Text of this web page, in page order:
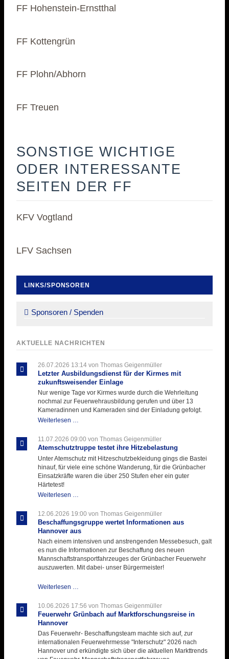
FF Hohenstein-Ernstthal
FF Kottengrün
FF Plohn/Abhorn
FF Treuen
SONSTIGE WICHTIGE
ODER INTERESSANTE
SEITEN DER FF
KFV Vogtland
LFV Sachsen
LINKS/SPONSOREN
überspringen
Sponsoren / Spenden
AKTUELLE NACHRICHTEN
26.07.2026 13:14von Thomas Geigenmüller
Letzter Ausbildungsdienst für der Kirmes mit
zukunftsweisender Einlage
Nur wenige Tage vor Kirmes wurde durch die Wehrleitung
nochmal zur Feuerwehrausbildung gerufen und über 13
Kameradinnen und Kameraden sind der Einladung gefolgt.
Weiterlesen …
für
der
11.07.2026 09:00 von Thomas Geigenmüller
Atemschutztruppe testet ihre Hitzebelastung
Unter Atemschutz mit Hitzeschutzbekleidung gings die Bastei
hinauf, für viele eine schöne Wanderung, für die Grünbacher
Einsatzkräfte waren die über 250 Stufen eher ein guter
Härtetest!
Weiterlesen …
ihre
Hitzebelastung
12.06.2026 19:00 von Thomas Geigenmüller
Beschaffungsgruppe wertet Informationen aus
Hannover aus
Nach einem intensiven und anstrengenden Messebesuch, galt
es nun die Informationen zur Beschaffung des neuen
Mannschaftstransportfahrzeuges der Grünbacher Feuerwehr
auszuwerten. Mit dabei- unser Bürgermeister!
Weiterlesen …
Informationen
aus
aus
10.06.2026 17:56 von Thomas Geigenmüller
Feuerwehr Grünbach auf Marktforschungsreise in
Hannover
Das Feuerwehr- Beschaffungsteam machte sich auf, zur
internationalen Feuerwehrmesse "Interschutz" 2026 nach
Hannover und erkündigte sich über die aktuellen Markttrends